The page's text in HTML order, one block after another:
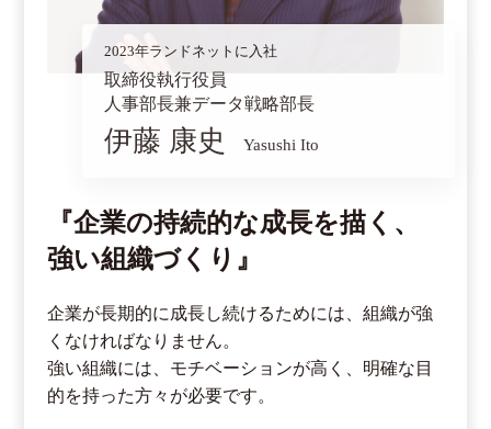
2023年ランドネットに入社
取締役執行役員
人事部長兼データ戦略部長
伊藤 康史 Yasushi Ito
『企業の持続的な成長を描く、
強い組織づくり』
企業が長期的に成長し続けるためには、組織が強
くなければなりません。
強い組織には、モチベーションが高く、明確な目
的を持った方々が必要です。